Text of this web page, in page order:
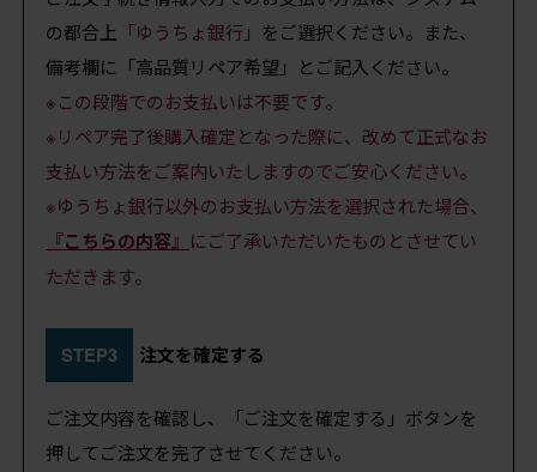
の都合上 「ゆうちょ銀行」 をご選択ください。また、
備考欄に「高品質リペア希望」とご記入ください。
※この段階でのお支払いは不要です。
※リペア完了後購入確定となった際に、改めて正式なお
支払い方法をご案内いたしますのでご安心ください。
※ゆうちょ銀行以外のお支払い方法を選択された場合、
『こちらの内容』 にご了承いただいたものとさせてい
ただきます。
STEP3 注文を確定する
ご注文内容を確認し、「ご注文を確定する」ボタンを
押してご注文を完了させてください。